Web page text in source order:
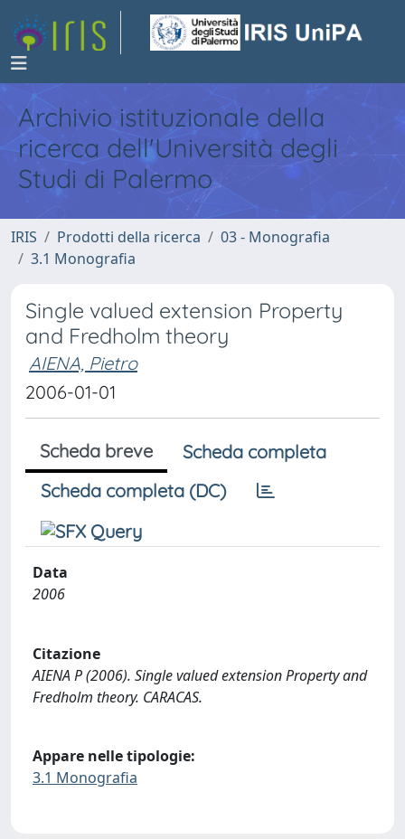
Archivio istituzionale della
ricerca dell'Università degli
Studi di Palermo
IRIS Prodotti della ricerca
03 - Monografia
3.1 Monografia
Single valued extension Property
and Fredholm theory
AIENA, Pietro
2006-01-01
Scheda breve
Scheda completa
Scheda completa (DC)
Data
2006
Citazione
AIENA P (2006). Single valued extension Property and
Fredholm theory. CARACAS.
Appare nelle tipologie:
3.1 Monografia